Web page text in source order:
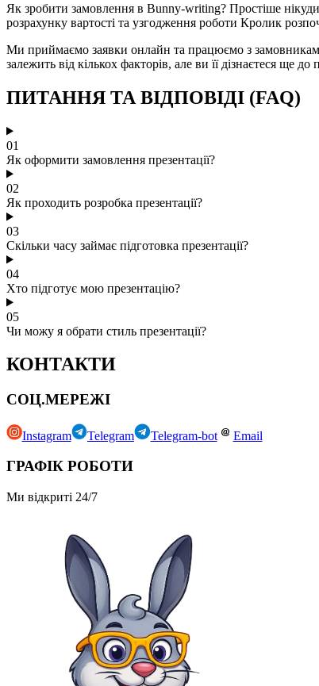
Як зробити замовлення в Bunny-writing? Простіше
розрахунку вартості та узгодження роботи Кролик
Ми приймаємо заявки онлайн та працюємо з
залежить від кількох факторів, але ви її дізнаєтеся ще
ПИТАННЯ ТА ВІДПОВІДІ (FAQ)
01
Як оформити замовлення презентації?
02
Як проходить розробка презентації?
03
Скільки часу займає підготовка презентації?
04
Хто підготує мою презентацію?
05
Чи можу я обрати стиль презентації?
КОНТАКТИ
СОЦ.МЕРЕЖІ
Instagram Telegram Telegram-bot Email
ГРАФІК РОБОТИ
Ми відкриті 24/7